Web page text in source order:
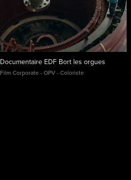
Documentaire EDF Bort les orgues
Film Corporate - OPV - Coloriste